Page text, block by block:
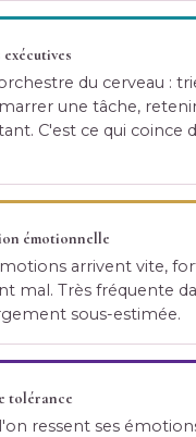
du cerveau :
une tâche,
C'est ce qui coince
émotionnelle
arrivent vite,
mal. Très fréquente
sous-estimée.
tolérance
ressent ses